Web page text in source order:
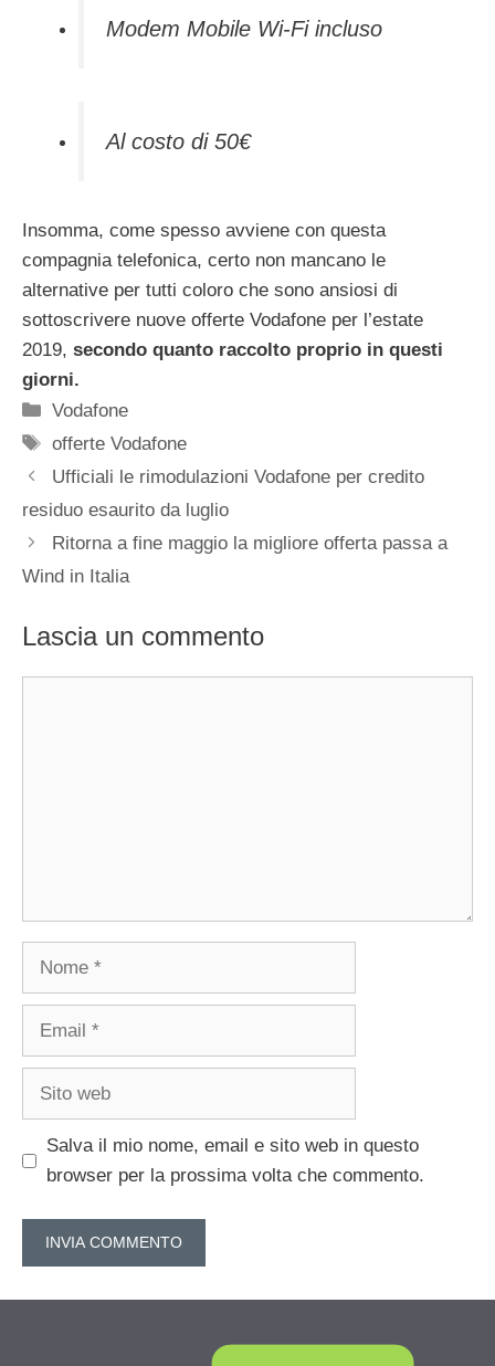
Modem Mobile Wi-Fi incluso
Al costo di 50€
Insomma, come spesso avviene con questa
compagnia telefonica, certo non mancano le
alternative per tutti coloro che sono ansiosi di
sottoscrivere nuove offerte Vodafone per l’estate
2019, secondo quanto raccolto proprio in questi
giorni.
Categorie
Vodafone
Tag
offerte Vodafone
Ufficiali le rimodulazioni Vodafone per credito
residuo esaurito da luglio
Ritorna a fine maggio la migliore offerta passa a
Wind in Italia
Lascia un commento
Nome
Email
Sito
Salva il mio nome, email e sito web in questo
browser per la prossima volta che commento.